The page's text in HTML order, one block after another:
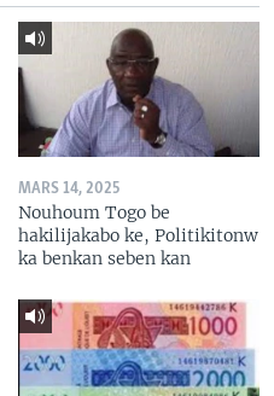
MARS 14, 2025
Nouhoum Togo be
hakilijakabo ke, Politikitonw
ka benkan seben kan